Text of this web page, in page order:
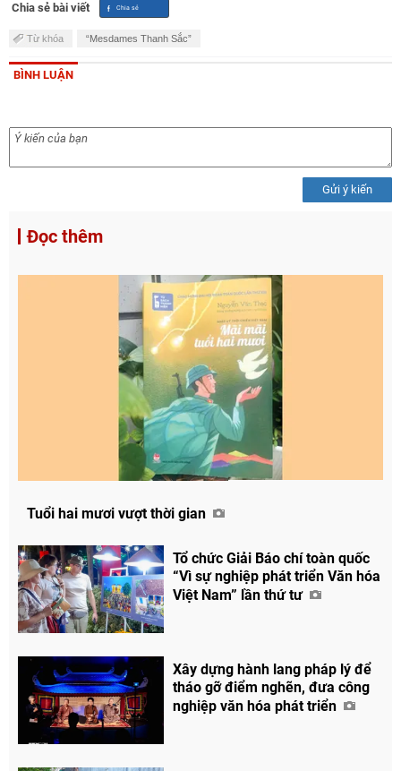
Chia sẻ bài viết
Facebook
Từ khóa “Mesdames Thanh Sắc”
BÌNH LUẬN
Gửi ý kiến
Đọc thêm
Tuổi hai mươi vượt thời gian
Tổ chức Giải Báo chí toàn quốc
“Vì sự nghiệp phát triển Văn hóa
Việt Nam” lần thứ tư
Xây dựng hành lang pháp lý để
tháo gỡ điểm nghẽn, đưa công
nghiệp văn hóa phát triển